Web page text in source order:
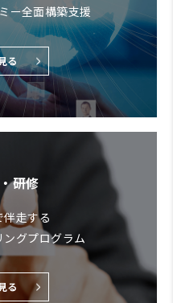
ー全面構築支援
る
研修
伴走する
グプログラム
る